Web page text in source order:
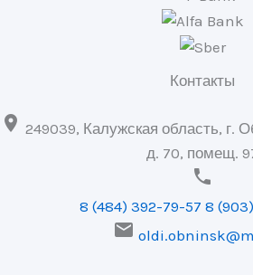
Контакты
 249039, Калужская область, г.
д. 70, помещ.

8 (484) 392-79-57 8
